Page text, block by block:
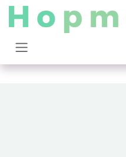
Se rendre au contenu